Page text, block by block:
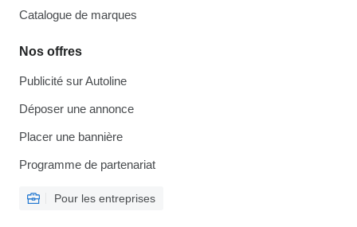
Catalogue de marques
Nos offres
Publicité sur Autoline
Déposer une annonce
Placer une bannière
Programme de partenariat
Pour les entreprises